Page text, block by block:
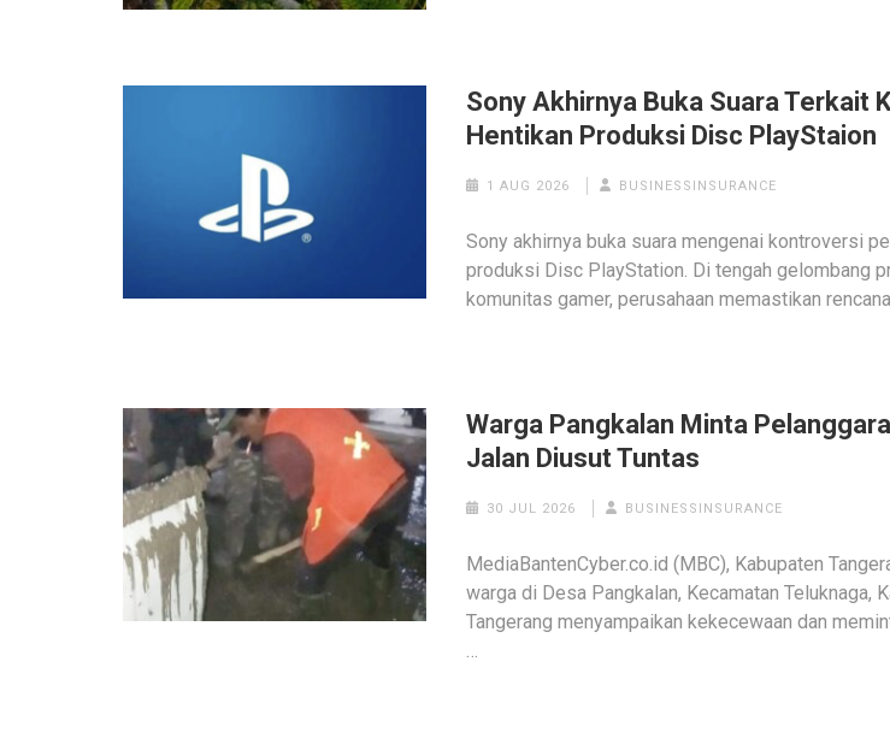
Sony Akhirnya Buka Suara Terkait
Hentikan Produksi Disc PlayStaion
1 AUG 2026 BUSINESSINSURANCE
Sony akhirnya buka suara mengenai kontroversi
produksi Disc PlayStation. Di tengah gelombang
komunitas gamer, perusahaan memastikan
Warga Pangkalan Minta
Jalan Diusut Tuntas
30 JUL 2026 BUSINESSINSURANCE
MediaBantenCyber.co.id (MBC), Kabupaten
warga di Desa Pangkalan, Kecamatan Teluknaga,
Tangerang menyampaikan kekecewaan dan
…